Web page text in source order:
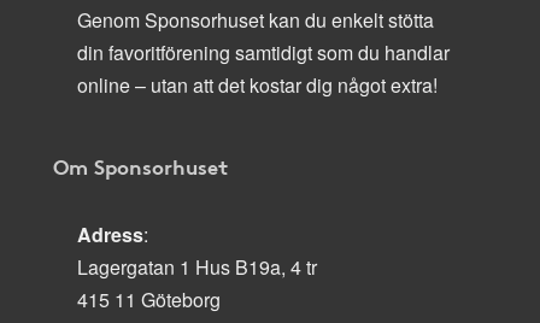
Genom Sponsorhuset kan du enkelt stötta
din favoritförening samtidigt som du handlar
online – utan att det kostar dig något extra!
Om Sponsorhuset
Adress:
Lagergatan 1 Hus B19a, 4 tr
415 11 Göteborg